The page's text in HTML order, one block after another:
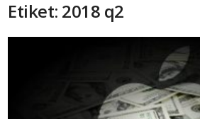
Etiket: 2018 q2